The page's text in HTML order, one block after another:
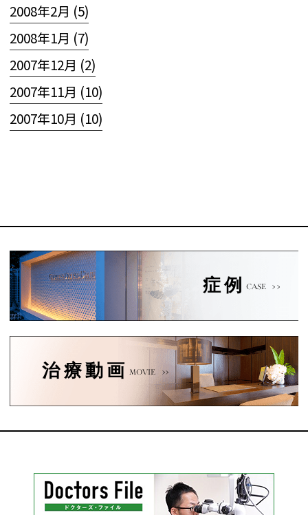
2008年2月 (5)
2008年1月 (7)
2007年12月 (2)
2007年11月 (10)
2007年10月 (10)
症例 CASE
治療動画 MOVIE